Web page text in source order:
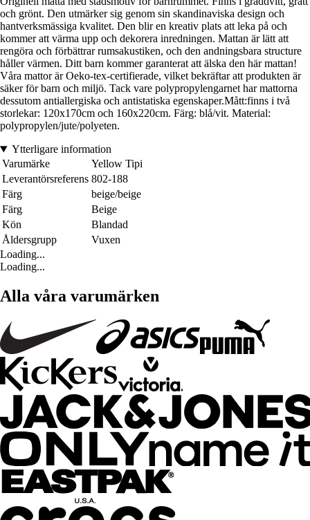
och grönt. Den utmärker sig genom sin skandinaviska design och
hantverksmässiga kvalitet. Den blir en kreativ plats att leka på och
kommer att värma upp och dekorera inredningen. Mattan är lätt att
rengöra och förbättrar rumsakustiken, och den andningsbara structure
håller värmen. Ditt barn kommer garanterat att älska den här mattan!
Våra mattor är Oeko-tex-certifierade, vilket bekräftar att produkten är
säker för barn och miljö. Tack vare polypropylengarnet har mattorna
dessutom antiallergiska och antistatiska egenskaper.Mått:finns i två
storlekar: 120x170cm och 160x220cm. Färg: blå/vit. Material:
polypropylen/jute/polyeten.
Ytterligare information
Varumärke
Yellow Tipi
Leverantörsreferens 802-188
Färg
beige/beige
Färg
Beige
Kön
Blandad
Åldersgrupp
Vuxen
Loading...
Loading...
Alla våra varumärken